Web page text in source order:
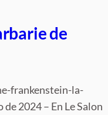
de
frankenstein-la-
2024 – En Le Salon